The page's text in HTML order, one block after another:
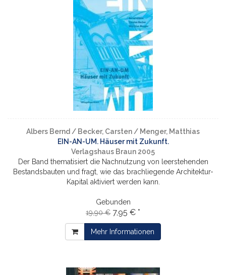
Albers Bernd / Becker, Carsten / Menger, Matthias
EIN-AN-UM. Häuser mit Zukunft.
Verlagshaus Braun 2005
Der Band thematisiert die Nachnutzung von leerstehenden
Bestandsbauten und fragt, wie das brachliegende Architektur-
Kapital aktiviert werden kann.
Gebunden
19,90 € 7,95 € *
Mehr Informationen